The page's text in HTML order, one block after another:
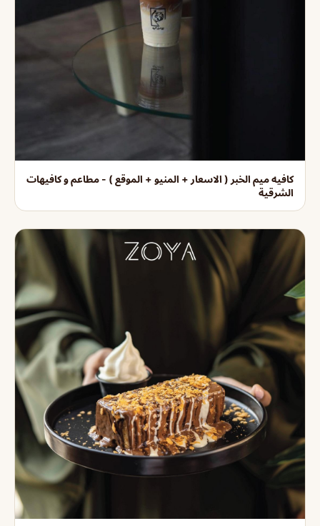
كافيه ميم الخبر ( الاسعار + المنيو + الموقع ) - مطاعم و كافيهات
الشرقية